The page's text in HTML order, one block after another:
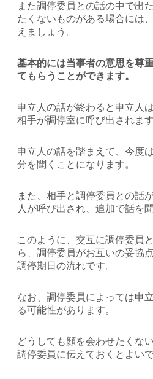
また調停委員との話の中で出
たくないものがある場合には
えましょう。
基本的には当事者の意思を尊
てもらうことができます。
申立人の話が終わると申立人
相手が調停室に呼び出されます
申立人の話を踏まえて、今度
分を聞くことになります。
また、相手と調停委員との話
人が呼び出され、追加で話を
このように、交互に調停委員
ら、調停委員がお互いの妥協
調停期日の流れです。
なお、調停委員によっては申
る可能性があります。
どうしても顔を会わせたくな
調停委員に伝えておくとよいで